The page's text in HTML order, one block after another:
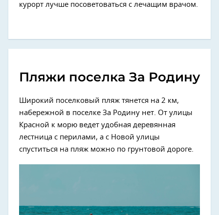
курорт лучше посоветоваться с лечащим врачом.
Пляжи поселка За Родину
Широкий поселковый пляж тянется на 2 км,
набережной в поселке За Родину нет. От улицы
Красной к морю ведет удобная деревянная
лестница с перилами, а с Новой улицы
спуститься на пляж можно по грунтовой дороге.